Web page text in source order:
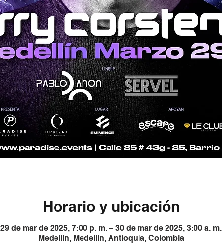
Horario y ubicación
29 de mar de 2025, 7:00 p. m. – 30 de mar de 2025, 3:00 a. m.
Medellín, Medellín, Antioquia, Colombia